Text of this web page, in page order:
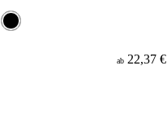
ab 22,37 €